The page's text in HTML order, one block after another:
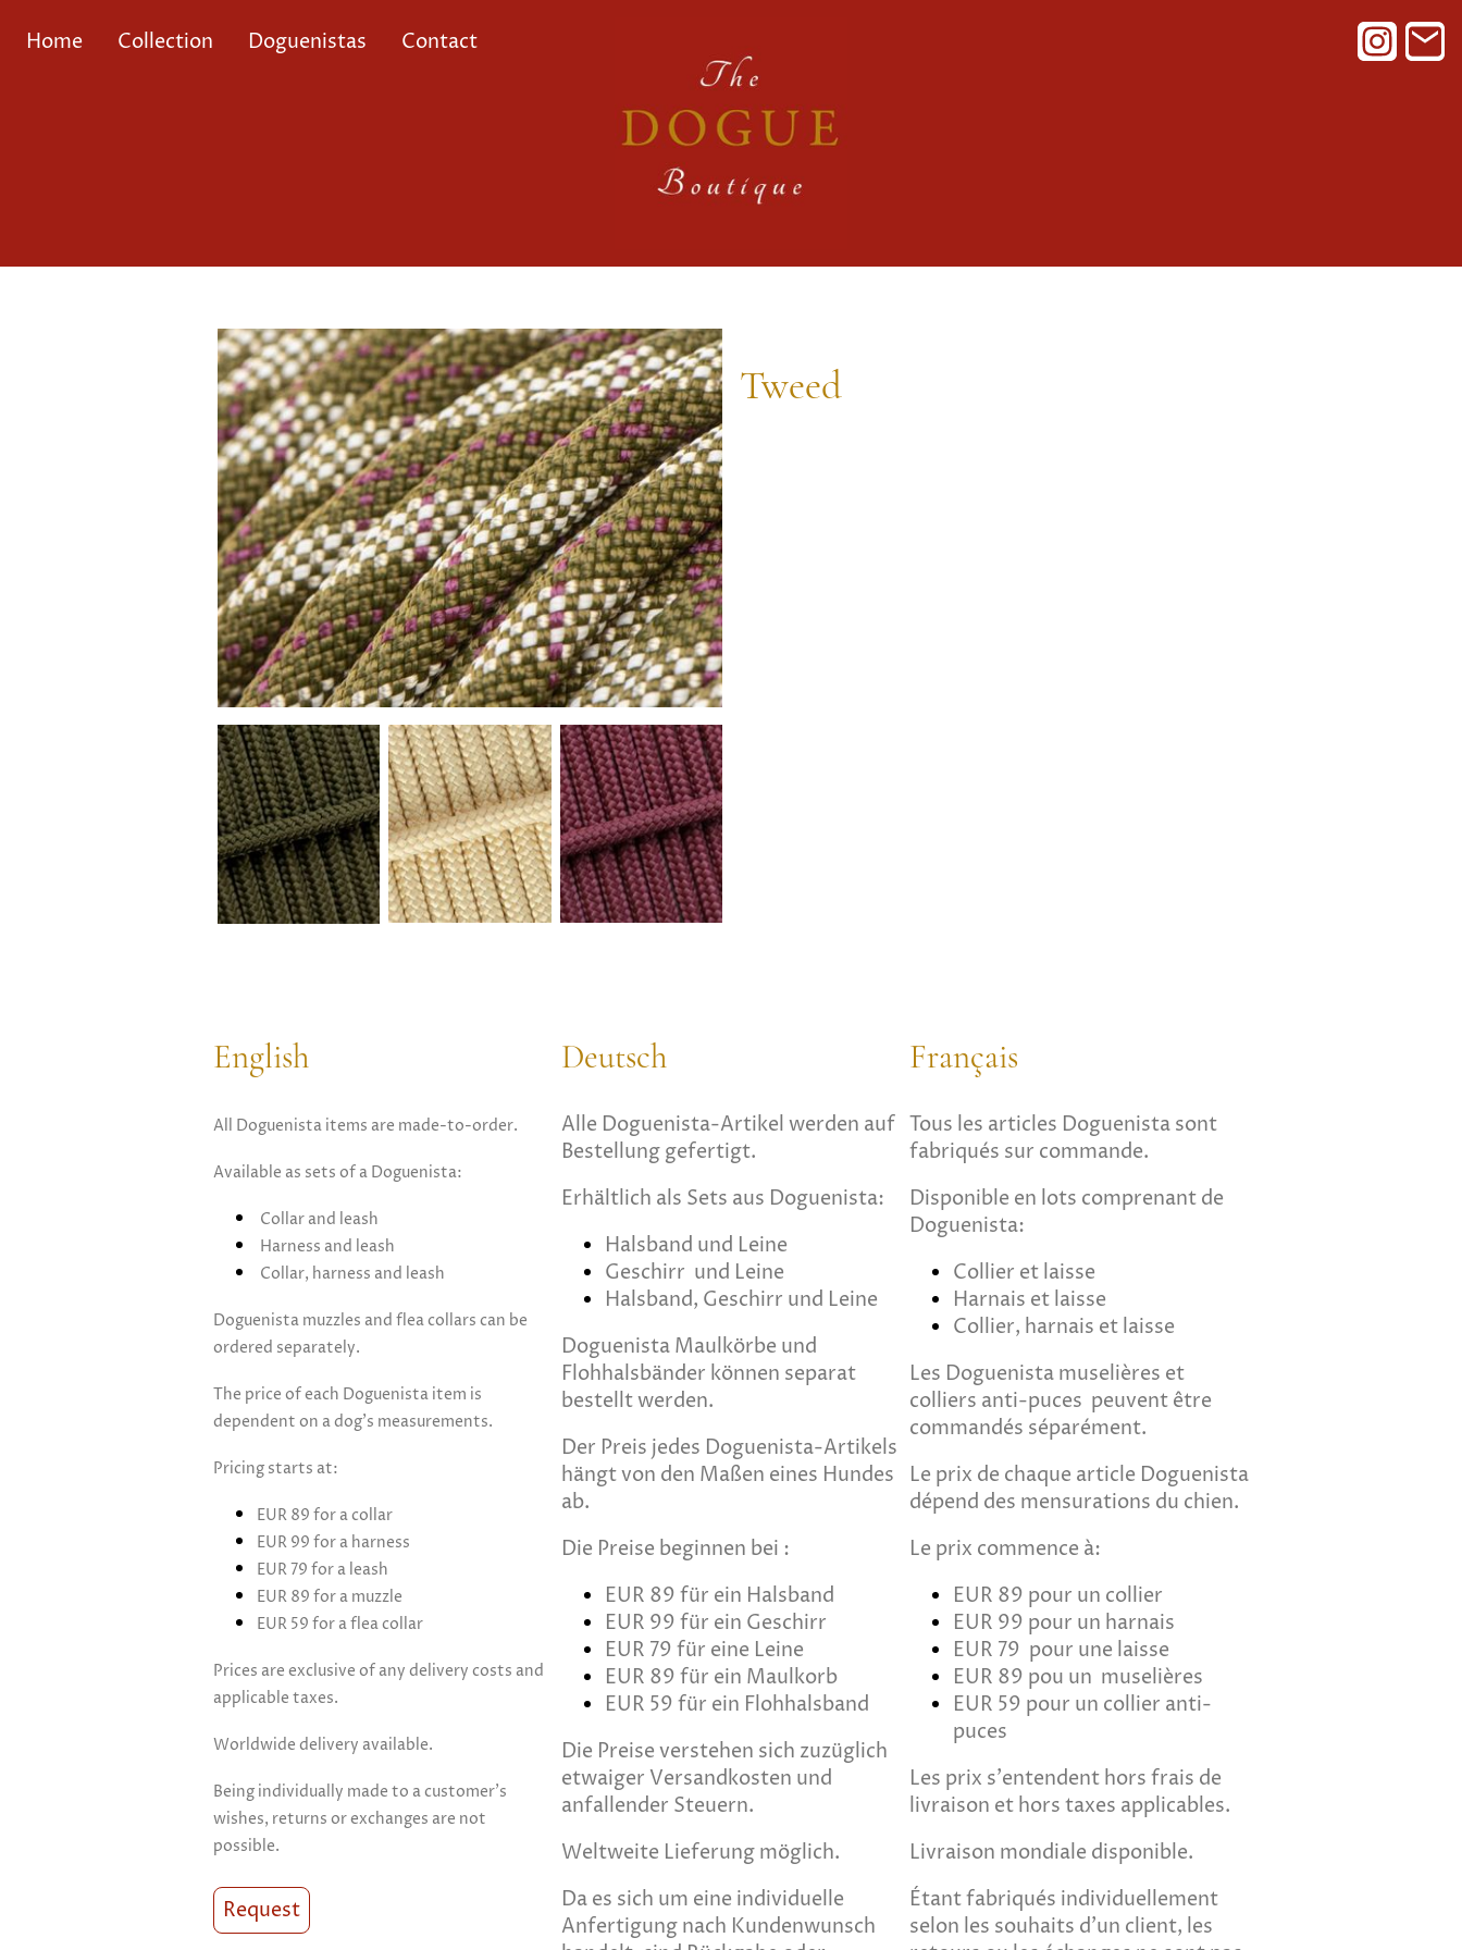
Home Collection Doguenistas Contact
Tweed
English
All Doguenista items are made-to-order.
Available as sets of a Doguenista:
Collar and leash
Harness and leash
Collar, harness and leash
Doguenista muzzles and flea collars can be
ordered separately.
The price of each Doguenista item is
dependent on a dog's measurements.
Pricing starts at:
EUR 89 for a collar
EUR 99 for a harness
EUR 79 for a leash
EUR 89 for a muzzle
EUR 59 for a flea collar
Prices are exclusive of any delivery costs and
applicable taxes.
Worldwide delivery available.
Being individually made to a customer's
wishes, returns or exchanges are not
possible.
Request
Deutsch
Alle Doguenista-Artikel werden auf
Bestellung gefertigt.
Erhältlich als Sets aus Doguenista:
Halsband und Leine
Geschirr und Leine
Halsband, Geschirr und Leine
Doguenista Maulkörbe und
Flohhalsbänder können separat
bestellt werden.
Der Preis jedes Doguenista-Artikels
hängt von den Maßen eines Hundes
ab.
Die Preise beginnen bei :
EUR 89 für ein Halsband
EUR 99 für ein Geschirr
EUR 79 für eine Leine
EUR 89 für ein Maulkorb
EUR 59 für ein Flohhalsband
Die Preise verstehen sich zuzüglich
etwaiger Versandkosten und
anfallender Steuern.
Weltweite Lieferung möglich.
Da es sich um eine individuelle
Anfertigung nach Kundenwunsch
Français
Tous les articles Doguenista sont
fabriqués sur commande.
Disponible en lots comprenant de
Doguenista:
Collier et laisse
Harnais et laisse
Collier, harnais et laisse
Les Doguenista muselières et
colliers anti-puces peuvent être
commandés séparément.
Le prix de chaque article Doguenista
dépend des mensurations du chien.
Le prix commence à:
EUR 89 pour un collier
EUR 99 pour un harnais
EUR 79 pour une laisse
EUR 89 pou un muselières
EUR 59 pour un collier anti-
puces
Les prix s'entendent hors frais de
livraison et hors taxes applicables.
Livraison mondiale disponible.
Étant fabriqués individuellement
selon les souhaits d'un client, les